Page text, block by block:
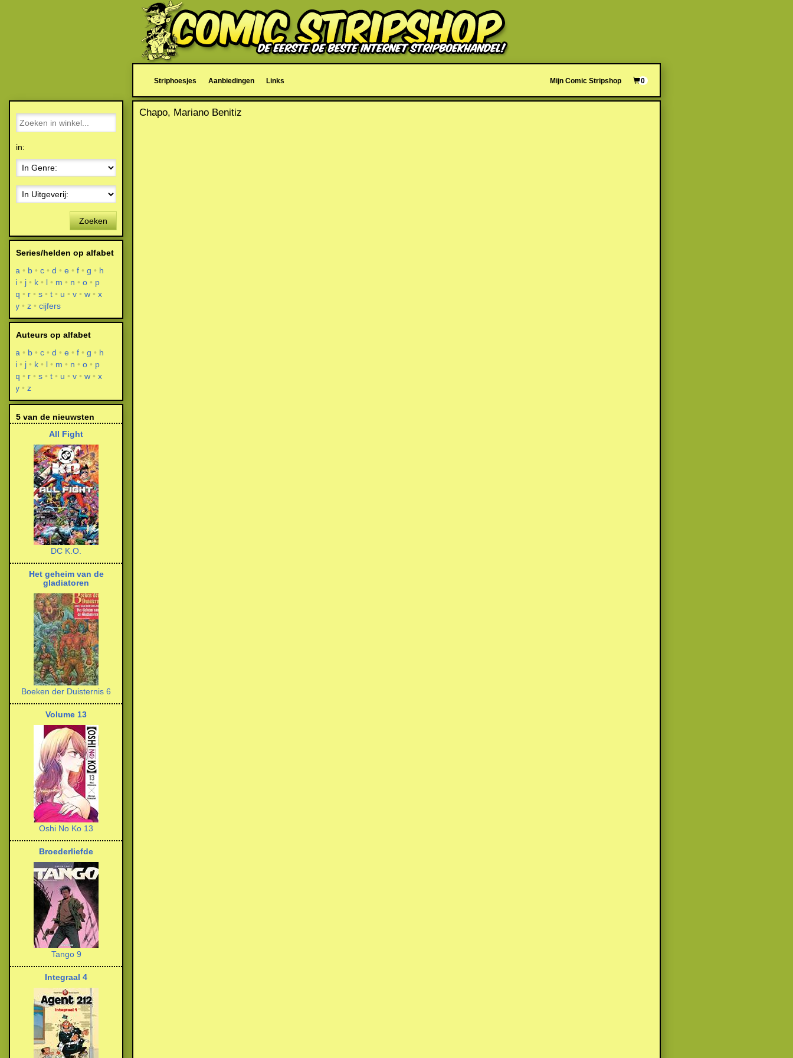
Striphoesjes Aanbiedingen Links Mijn Comic Stripshop 0
Chapo, Mariano Benitiz
in:
Zoeken
Series/helden op alfabet
a
b c d e f g
h
i
j k l m n o
p
q
r s t u v w
x
y
z cijfers
Auteurs op alfabet
a
b c d e f g
h
i
j k l m n o
p
q
r s t u v w
x
y
z
5 van de nieuwsten
All Fight
DC K.O.
Het geheim van de
gladiatoren
Boeken der Duisternis 6
Volume 13
Oshi No Ko 13
Broederliefde
Tango 9
Integraal 4